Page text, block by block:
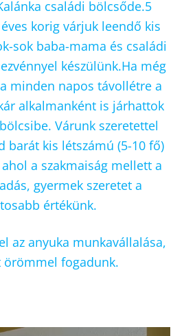
családi bölcsőde.5
korig várjuk leendő kis
sok baba-mama és családi
készülünk.Ha még
minden napos távollétre a
alkalmanként is járhattok
Várunk szeretettel
barát kis létszámú (5-10 fő)
a szakmaiság mellett a
gyermek szeretet a
értékünk.
az anyuka munkavállalása,
fogadunk.